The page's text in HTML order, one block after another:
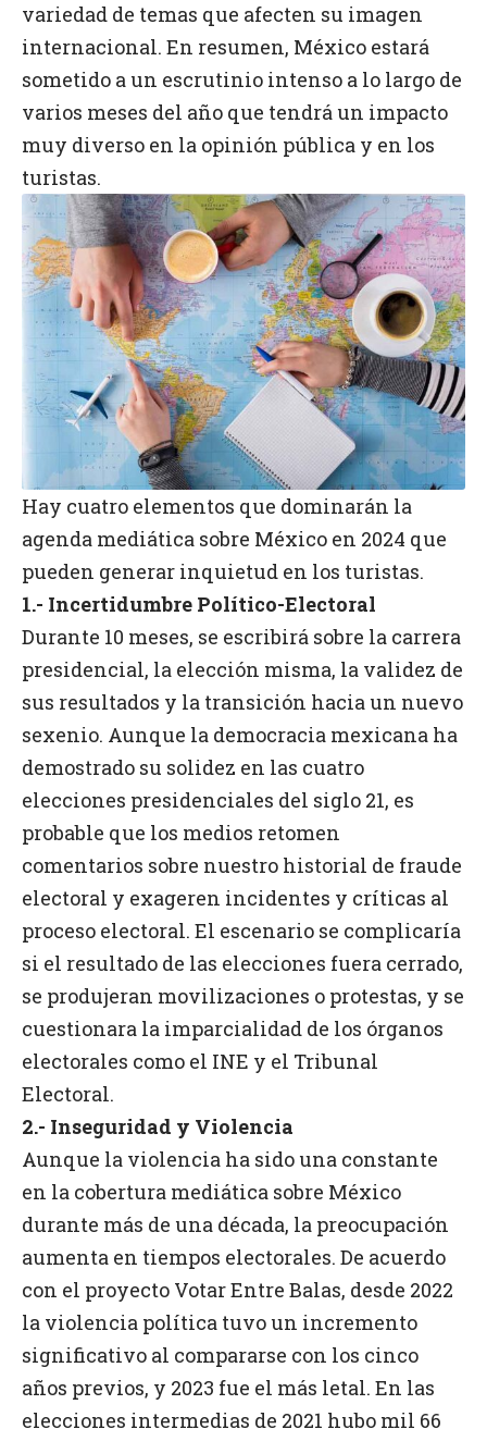
variedad de temas que afecten su imagen
internacional. En resumen, México estará
sometido a un escrutinio intenso a lo largo de
varios meses del año que tendrá un impacto
muy diverso en la opinión pública y en los
turistas.
Hay cuatro elementos que dominarán la
agenda mediática sobre México en 2024 que
pueden generar inquietud en los turistas.
1.- Incertidumbre Político-Electoral
Durante 10 meses, se escribirá sobre la carrera
presidencial, la elección misma, la validez de
sus resultados y la transición hacia un nuevo
sexenio. Aunque la democracia mexicana ha
demostrado su solidez en las cuatro
elecciones presidenciales del siglo 21, es
probable que los medios retomen
comentarios sobre nuestro historial de fraude
electoral y exageren incidentes y críticas al
proceso electoral. El escenario se complicaría
si el resultado de las elecciones fuera cerrado,
se produjeran movilizaciones o protestas, y se
cuestionara la imparcialidad de los órganos
electorales como el INE y el Tribunal
Electoral.
2.- Inseguridad y Violencia
Aunque la violencia ha sido una constante
en la cobertura mediática sobre México
durante más de una década, la preocupación
aumenta en tiempos electorales. De acuerdo
con el proyecto Votar Entre Balas, desde 2022
la violencia política tuvo un incremento
significativo al compararse con los cinco
años previos, y 2023 fue el más letal. En las
elecciones intermedias de 2021 hubo mil 66